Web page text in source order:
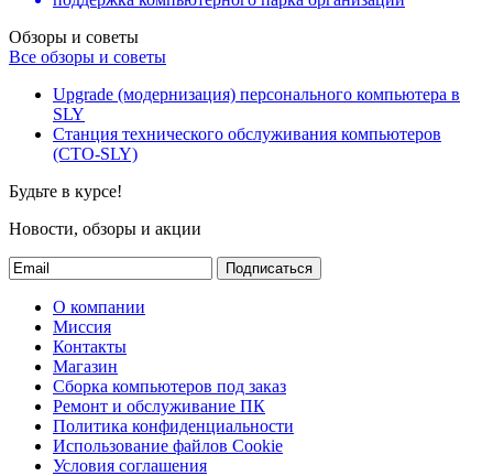
Обзоры и советы
Все обзоры и советы
Upgrade (модернизация) персонального компьютера в
SLY
Станция технического обслуживания компьютеров
(СТО-SLY)
Будьте в курсе!
Новости, обзоры и акции
Подписаться
О компании
Миссия
Контакты
Магазин
Сборка компьютеров под заказ
Ремонт и обслуживание ПК
Политика конфиденциальности
Использование файлов Cookie
Условия соглашения